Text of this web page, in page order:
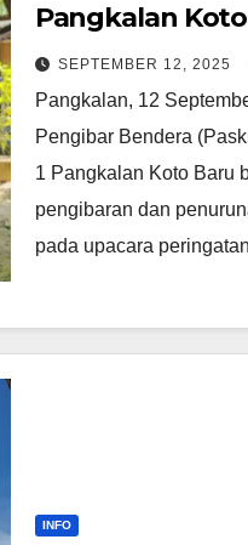
Pangkalan
Laksanakan
17 Agustus 2025
SEPTEMBER 12, 2025
Pangkalan, 12
Pengibar Bendera
1 Pangkalan Koto Baru
pengibaran dan
pada upacara
INFO